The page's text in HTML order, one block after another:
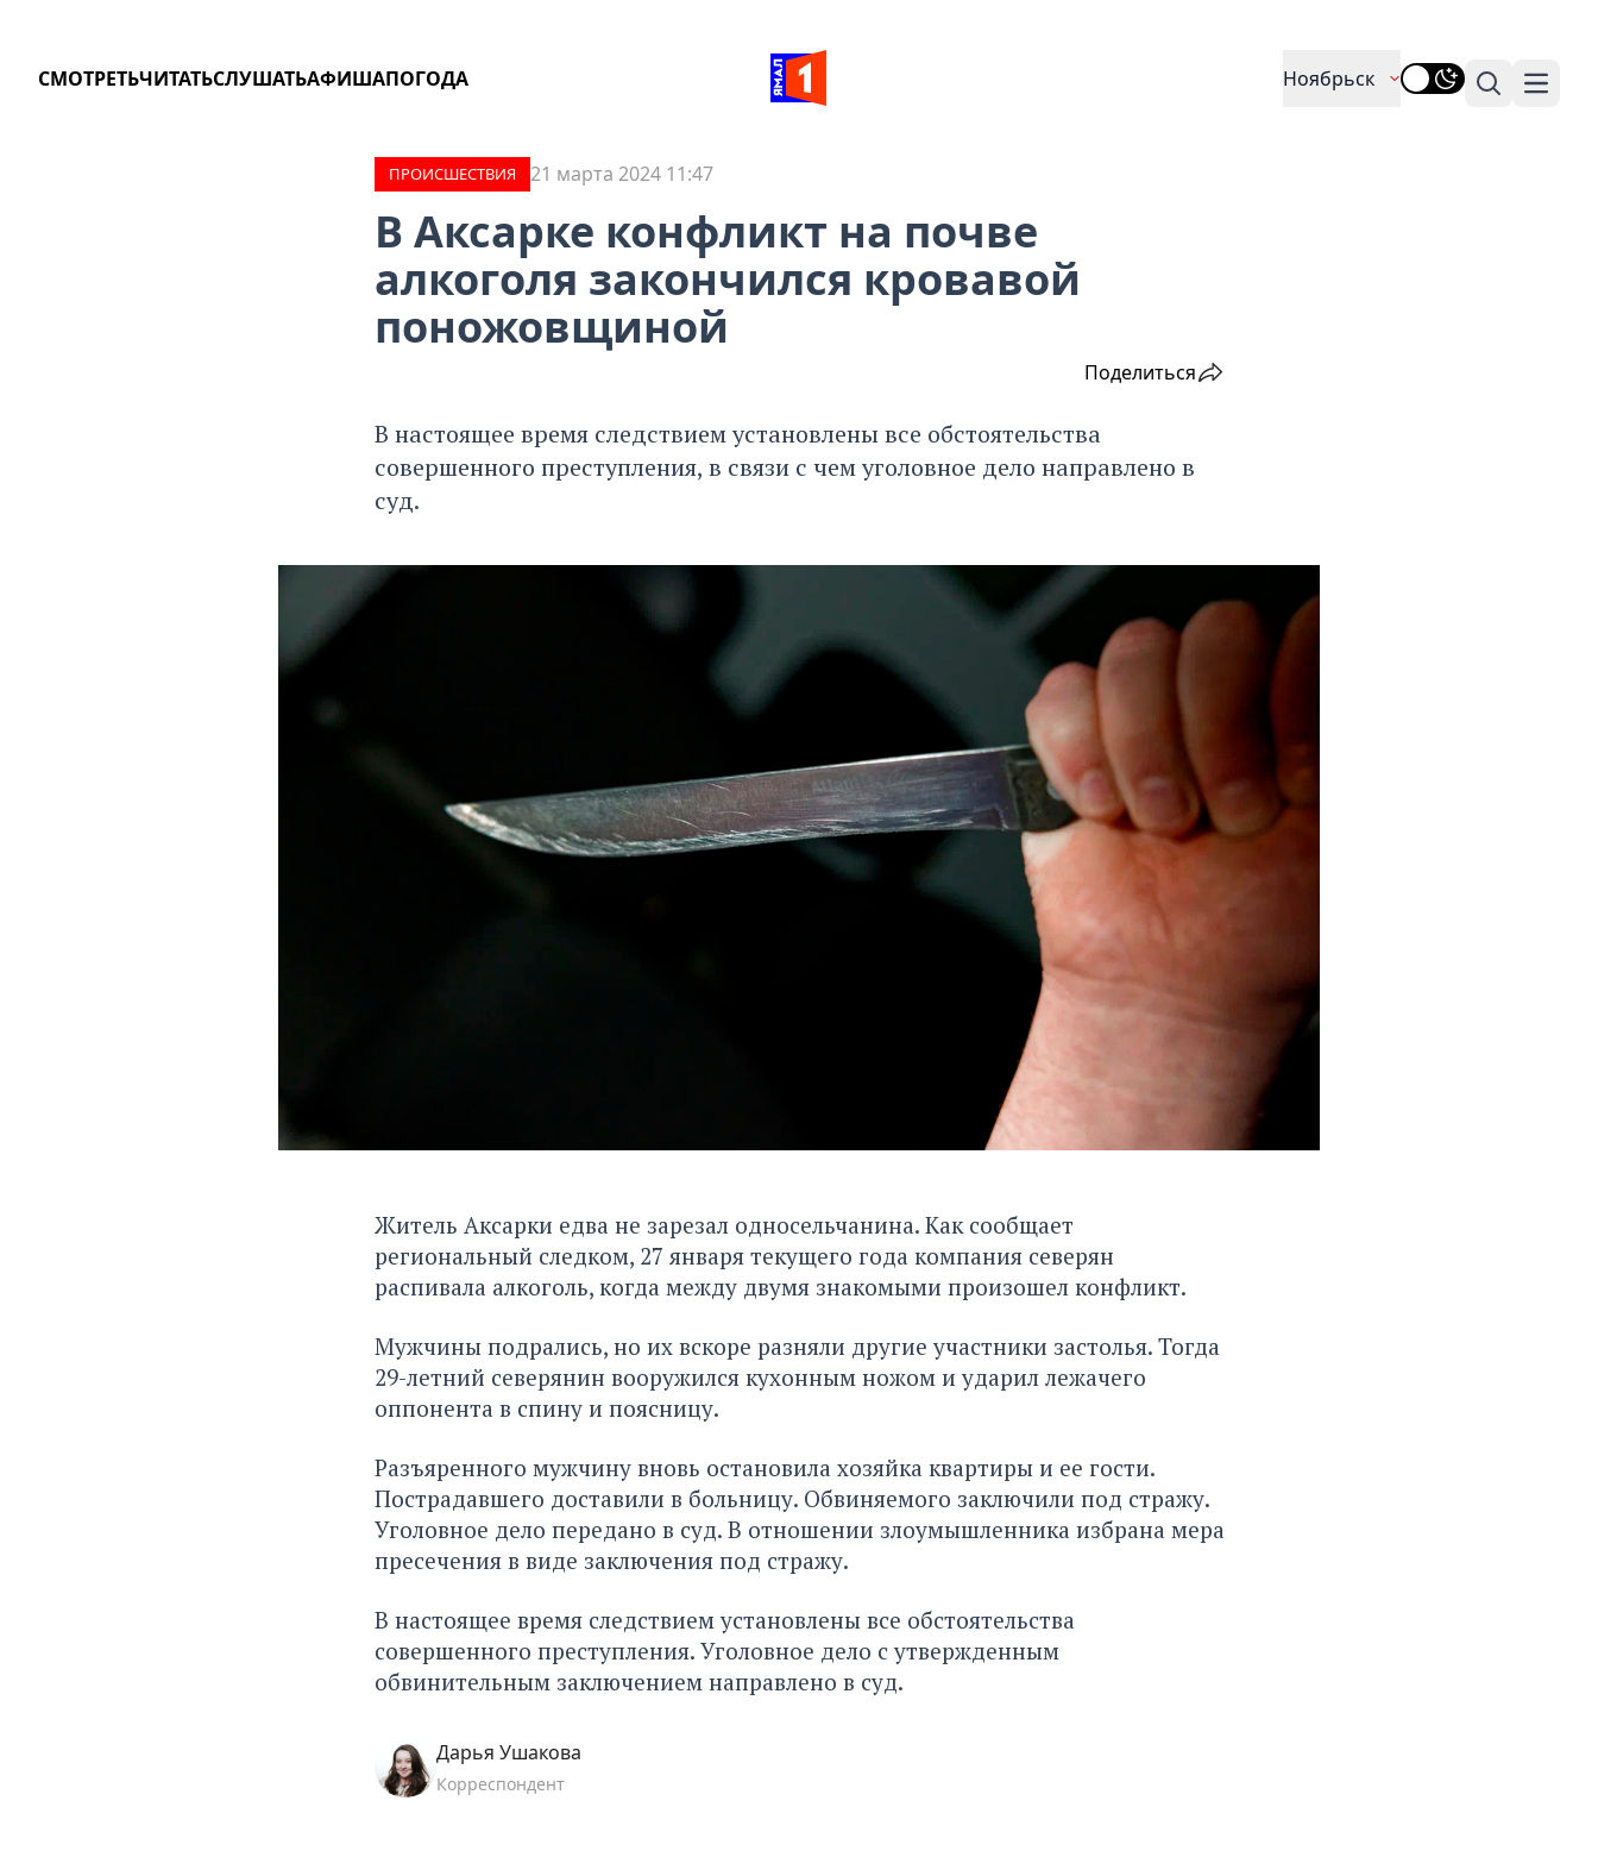
СМОТРЕТЬЧИТАТЬСЛУШАТЬАФИШАПОГОДА Ноябрьск
Поиск
ПРОИCШЕСТВИЯ 21 марта 2024 11:47
В Аксарке конфликт на почве
алкоголя закончился кровавой
поножовщиной
Поделиться
В настоящее время следствием установлены все обстоятельства
совершенного преступления, в связи с чем уголовное дело направлено в
суд.
Житель Аксарки едва не зарезал односельчанина. Как сообщает
региональный следком, 27 января текущего года компания северян
распивала алкоголь, когда между двумя знакомыми произошел конфликт.
Мужчины подрались, но их вскоре разняли другие участники застолья. Тогда
29-летний северянин вооружился кухонным ножом и ударил лежачего
оппонента в спину и поясницу.
Разъяренного мужчину вновь остановила хозяйка квартиры и ее гости.
Пострадавшего доставили в больницу. Обвиняемого заключили под стражу.
Уголовное дело передано в суд. В отношении злоумышленника избрана мера
пресечения в виде заключения под стражу.
В настоящее время следствием установлены все обстоятельства
совершенного преступления. Уголовное дело с утвержденным
обвинительным заключением направлено в суд.
Дарья Ушакова
Корреспондент